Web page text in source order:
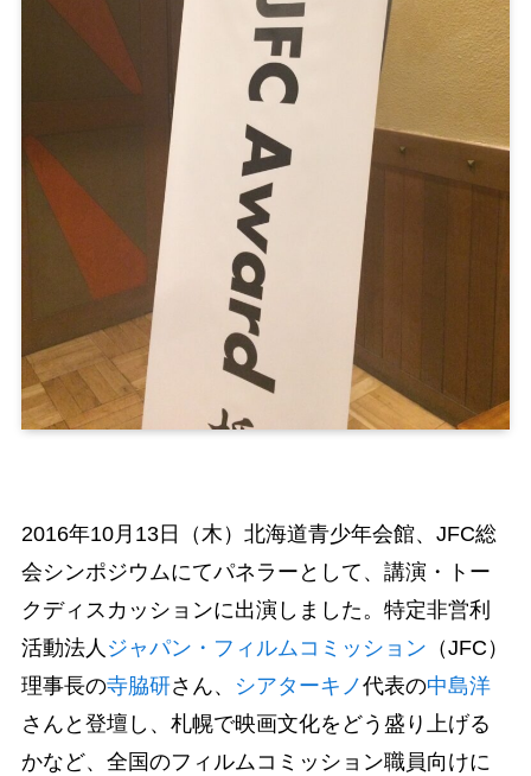
2016年10月13日（木）北海道青少年会館、JFC総
会シンポジウムにてパネラーとして、講演・トー
クディスカッションに出演しました。特定非営利
活動法人 ジャパン・フィルムコミッション （JFC）
理事長の寺脇研さん、 シアターキノ代表の中島洋
さんと登壇し、札幌で映画文化をどう盛り上げる
かなど、全国のフィルムコミッション職員向けに